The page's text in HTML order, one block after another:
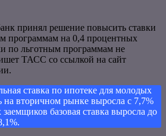
принял решение повысить ставки
программам на 0,4 процентных
по льготным программам не
ТАСС со ссылкой на сайт
ставка по ипотеке для молодых
на вторичном рынке выросла с 7,7%
базовая ставка выросла до